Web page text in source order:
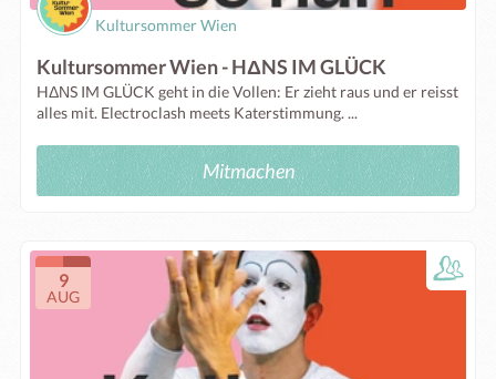
Kultursommer Wien
Kultursommer Wien - HΔNS IM GLÜCK
HΔΝS IM GLÜCK geht in die Vollen: Er zieht raus und er reisst
alles mit. Electroclash meets Katerstimmung. ...
Mitmachen
9
AUG